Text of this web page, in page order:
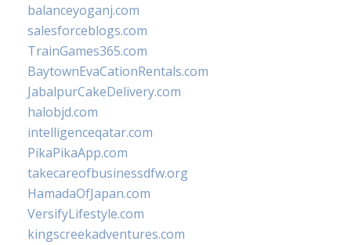
balanceyoganj.com
salesforceblogs.com
TrainGames365.com
BaytownEvaCationRentals.com
JabalpurCakeDelivery.com
halobjd.com
intelligenceqatar.com
PikaPikaApp.com
takecareofbusinessdfw.org
HamadaOfJapan.com
VersifyLifestyle.com
kingscreekadventures.com